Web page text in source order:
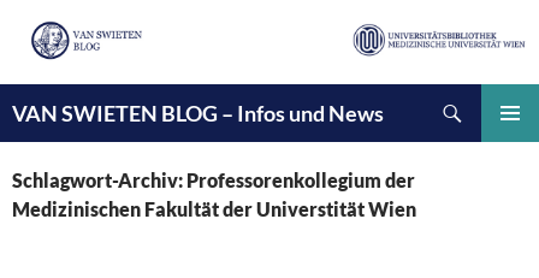
VAN SWIETEN BLOG – Infos und News
INHALT
SPRINGEN
Schlagwort-Archiv: Professorenkollegium der
Medizinischen Fakultät der Universtität Wien